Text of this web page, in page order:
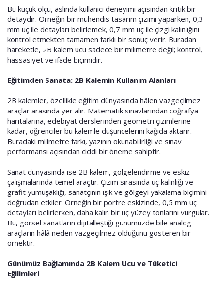
Bu küçük ölçü, aslında kullanıcı deneyimi açısından kritik bir
detaydır. Örneğin bir mühendis tasarım çizimi yaparken, 0,3
mm uç ile detayları belirlemek, 0,7 mm uç ile çizgi kalınlığını
kontrol etmekten tamamen farklı bir sonuç verir. Buradan
hareketle, 2B kalem ucu sadece bir milimetre değil; kontrol,
hassasiyet ve ifade biçimidir.
Eğitimden Sanata: 2B Kalemin Kullanım Alanları
2B kalemler, özellikle eğitim dünyasında hâlen vazgeçilmez
araçlar arasında yer alır. Matematik sınavlarından coğrafya
haritalarına, edebiyat derslerinden geometri çizimlerine
kadar, öğrenciler bu kalemle düşüncelerini kağıda aktarır.
Buradaki milimetre farkı, yazının okunabilirliği ve sınav
performansı açısından ciddi bir öneme sahiptir.
Sanat dünyasında ise 2B kalem, gölgelendirme ve eskiz
çalışmalarında temel araçtır. Çizim sırasında uç kalınlığı ve
grafit yumuşaklığı, sanatçının ışık ve gölgeyi yakalama biçimini
doğrudan etkiler. Örneğin bir portre eskizinde, 0,5 mm uç
detayları belirlerken, daha kalın bir uç yüzey tonlarını vurgular.
Bu, görsel sanatların dijitalleştiği günümüzde bile analog
araçların hâlâ neden vazgeçilmez olduğunu gösteren bir
örnektir.
Günümüz Bağlamında 2B Kalem Ucu ve Tüketici
Eğilimleri